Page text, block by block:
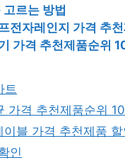
고르는 방법
전자레인지 가격 추
가격 추천제품순위
트
가격 추천제품순위 10
이블 가격 추천제품
인